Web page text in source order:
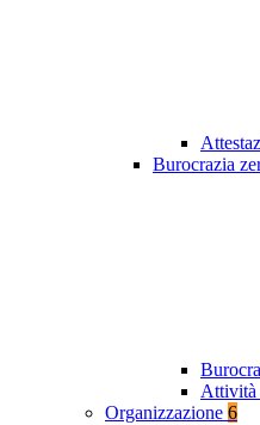
Burocrazia
Attività
Organizzazione 6